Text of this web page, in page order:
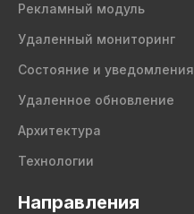
Рекламный модуль
Удаленный мониторинг
Состояние и уведомления
Удаленное обновление
Архитектура
Технологии
Направления